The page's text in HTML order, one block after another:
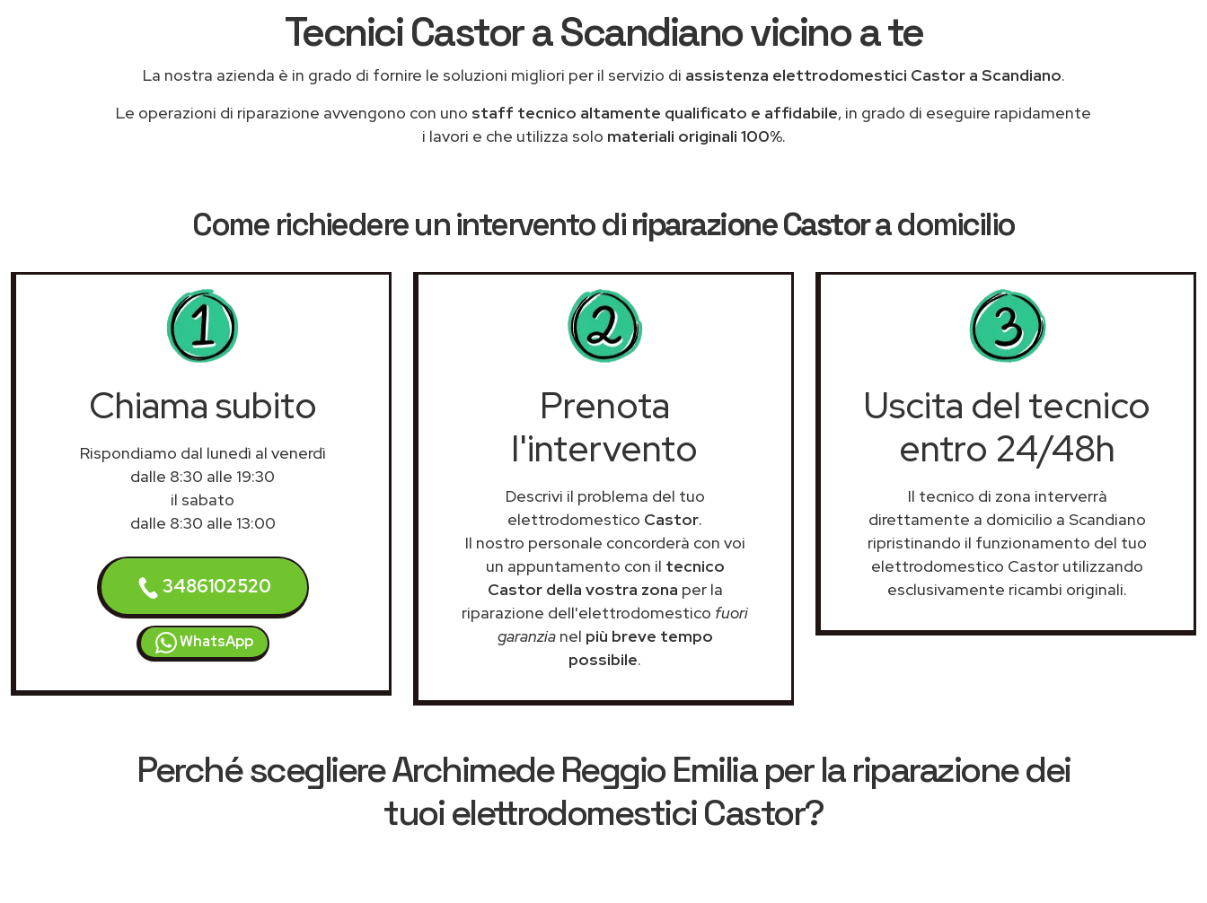
Tecnici Castor a Scandiano vicino a te
La nostra azienda è in grado di fornire le soluzioni migliori per il servizio di assistenza elettrodomestici Castor a Scandiano.
Le operazioni di riparazione avvengono con uno staff tecnico altamente qualificato e affidabile, in grado di eseguire rapidamente
i lavori e che utilizza solo materiali originali 100%.
Come richiedere un intervento diriparazione Castora domicilio
Chiama subito
Rispondiamo dal lunedì al venerdì
dalle 8:30 alle 19:30
il sabato
dalle 8:30 alle 13:00
3486102520
WhatsApp
Prenota
l'intervento
Descrivi il problema del tuo
elettrodomestico Castor.
Il nostro personale concorderà con voi
un appuntamento con il tecnico
Castor della vostra zona per la
riparazione dell'elettrodomestico fuori
garanzianel più breve tempo
possibile.
Uscita del tecnico
entro 24/48h
Il tecnico di zona interverrà
direttamente a domicilio a Scandiano
ripristinando il funzionamento del tuo
elettrodomestico Castor utilizzando
esclusivamente ricambi originali.
Perché scegliereArchimede Reggio Emiliaper la riparazione dei
tuoi elettrodomestici Castor?